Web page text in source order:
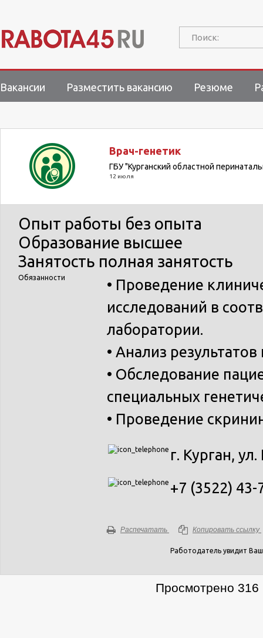
Поиск:
Вакансии Разместить вакансию Резюме
Врач-генетик
ГБУ "Курганский областной
12 июля
Опыт работы без опыта
Образование высшее
Занятость полная занятость
Обязанности
• Проведение
исследований в
лаборатории.
• Анализ
• Обследование
специальных
• Проведение
г. Курган,
+7 (3522) 43-
Распечатать Копировать ссылку
Работодатель увидит
Просмотрено 316